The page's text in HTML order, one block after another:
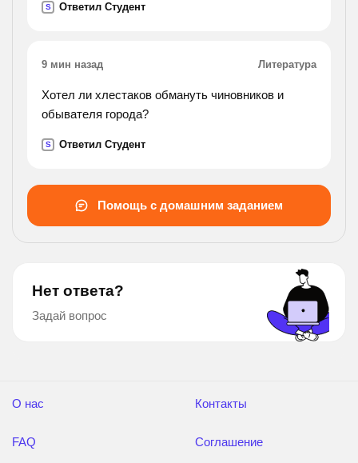
квадрата, если известно, что его площадь на 51
S Ответил Студент
9 мин назад Литература
Хотел ли хлестаков обмануть чиновников и
обывателя города?
S Ответил Студент
Помощь с домашним заданием
Нет ответа?
Задай вопрос
О нас
FAQ
Контакты
Соглашение